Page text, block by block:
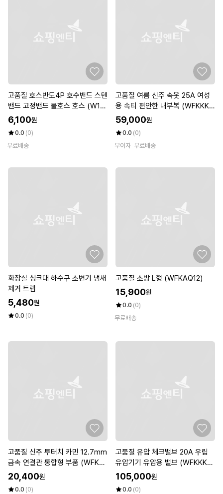
고품질 호스반도4P 호수밴드 스텐
밴드 고정밴드 물호스 호스 (W111
471)
6,100원
0.0 (0)
무료배송
고품질 여름 신주 속옷 25A 여성
용 속티 편안한 내부복 (WFKKK3
D)
59,000원
0.0 (0)
무이자 무료배송
화장실 싱크대 하수구 소변기 냄새
제거 트랩
5,480원
0.0 (0)
고품질 소방 L형 (WFKAQ12)
15,900원
0.0 (0)
무료배송
고품질 신주 투터치 카민 12.7mm
금속 연결관 통합형 부품 (WFKJJ
HV)
20,400원
0.0 (0)
고품질 유압 체크밸브 20A 우림
유압기기 유압용 밸브 (WFKKKF
K)
105,000원
0.0 (0)